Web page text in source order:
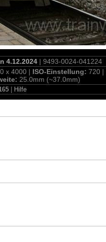
4.12.2024| 9493-0024-041224
x 4000 | ISO-Einstellung: 720 |
25.0mm (~37.0mm)
| Hilfe